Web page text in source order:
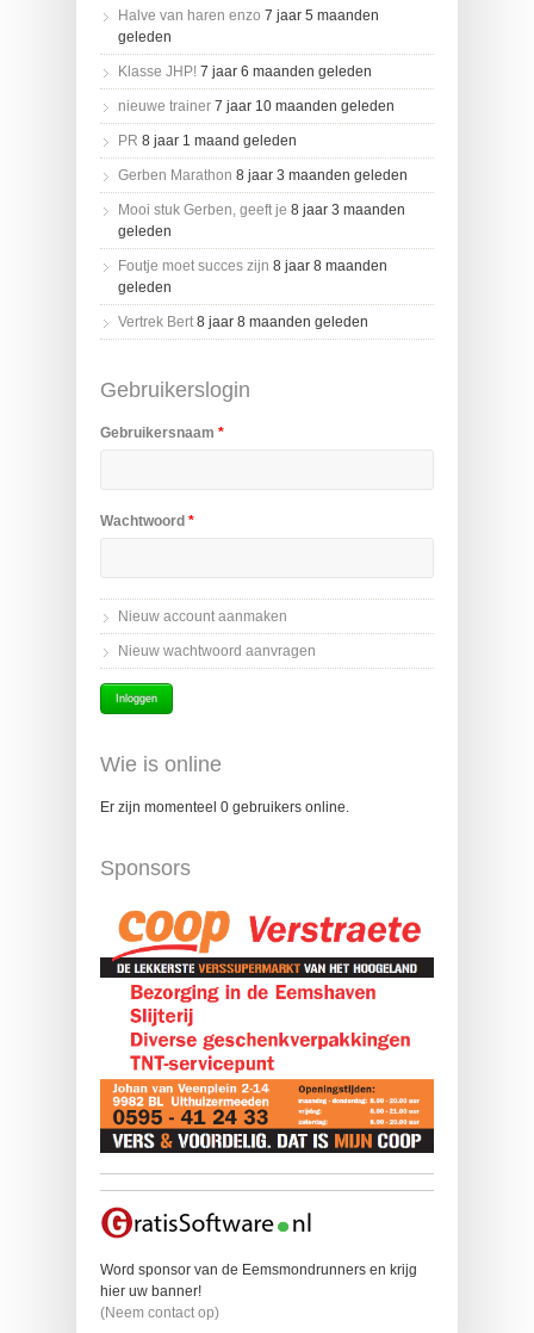
Halve van haren enzo 7 jaar 5 maanden
geleden
Klasse JHP! 7 jaar 6 maanden geleden
nieuwe trainer 7 jaar 10 maanden geleden
PR 8 jaar 1 maand geleden
Gerben Marathon 8 jaar 3 maanden geleden
Mooi stuk Gerben, geeft je 8 jaar 3 maanden
geleden
Foutje moet succes zijn 8 jaar 8 maanden
geleden
Vertrek Bert 8 jaar 8 maanden geleden
Gebruikerslogin
Gebruikersnaam *
Wachtwoord *
Nieuw account aanmaken
Nieuw wachtwoord aanvragen
Wie is online
Er zijn momenteel 0 gebruikers online.
Sponsors
Word sponsor van de Eemsmondrunners en krijg
hier uw banner!
(Neem contact op)